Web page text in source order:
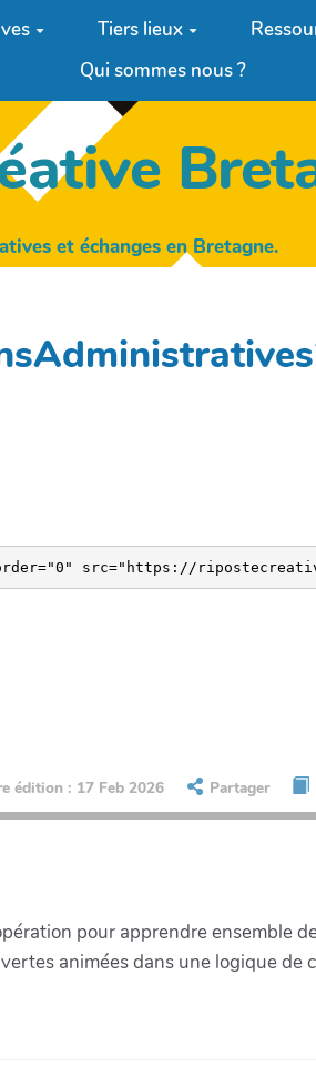
Tiers lieux
Qui sommes nous ?
et échanges en Bretagne.
édition : 17 Feb 2026 Partager